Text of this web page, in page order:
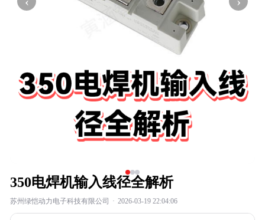
350电焊机输入线径全解析
苏州绿恺动力电子科技有限公司 · 2026-03-19 22:04:06